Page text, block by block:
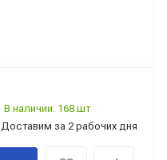
В наличии: 168 шт
Доставим за 2 рабочих дня